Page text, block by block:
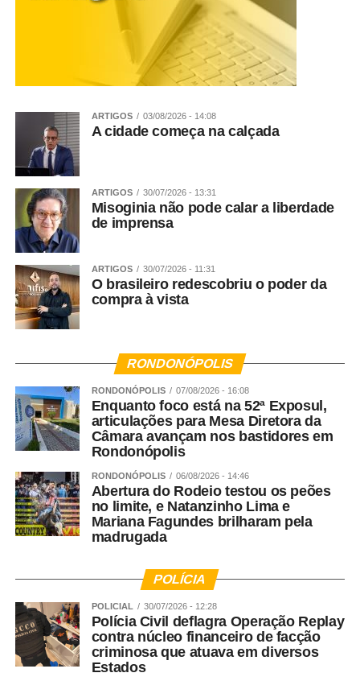
ARTIGOS 03/08/2026 - 14:08
A cidade começa na calçada
ARTIGOS 30/07/2026 - 13:31
Misoginia não pode calar a liberdade
de imprensa
ARTIGOS 30/07/2026 - 11:31
O brasileiro redescobriu o poder da
compra à vista
RONDONÓPOLIS
RONDONÓPOLIS 07/08/2026 - 16:08
Enquanto foco está na 52ª Exposul,
articulações para Mesa Diretora da
Câmara avançam nos bastidores em
Rondonópolis
RONDONÓPOLIS 06/08/2026 - 14:46
Abertura do Rodeio testou os peões
no limite, e Natanzinho Lima e
Mariana Fagundes brilharam pela
madrugada
POLÍCIA
POLICIAL 30/07/2026 - 12:28
Polícia Civil deflagra Operação Replay
contra núcleo financeiro de facção
criminosa que atuava em diversos
Estados